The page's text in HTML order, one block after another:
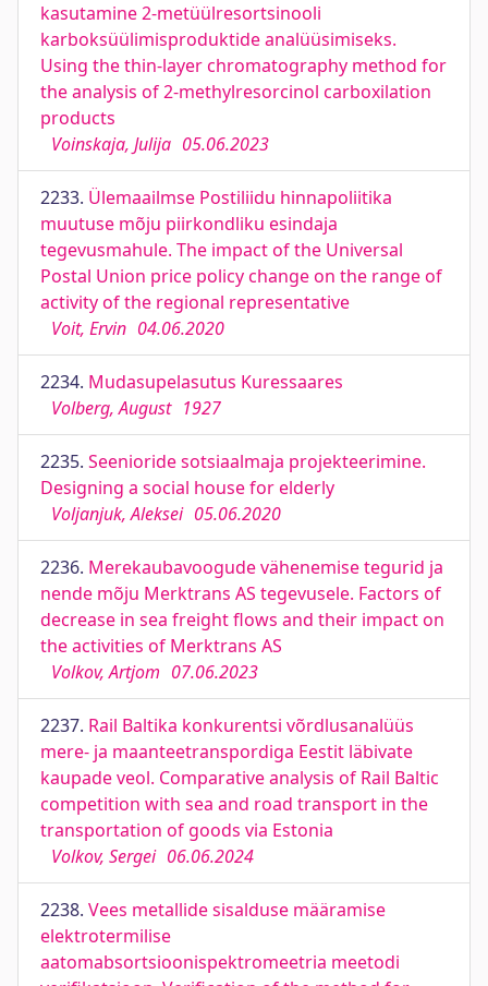
kasutamine 2-metüülresortsinooli
karboksüülimisproduktide analüüsimiseks.
Using the thin-layer chromatography method for
the analysis of 2-methylresorcinol carboxilation
products
Voinskaja, Julija 05.06.2023
2233. Ülemaailmse Postiliidu hinnapoliitika
muutuse mõju piirkondliku esindaja
tegevusmahule. The impact of the Universal
Postal Union price policy change on the range of
activity of the regional representative
Voit, Ervin 04.06.2020
2234. Mudasupelasutus Kuressaares
Volberg, August 1927
2235. Seenioride sotsiaalmaja projekteerimine.
Designing a social house for elderly
Voljanjuk, Aleksei 05.06.2020
2236. Merekaubavoogude vähenemise tegurid ja
nende mõju Merktrans AS tegevusele. Factors of
decrease in sea freight flows and their impact on
the activities of Merktrans AS
Volkov, Artjom 07.06.2023
2237. Rail Baltika konkurentsi võrdlusanalüüs
mere- ja maanteetranspordiga Eestit läbivate
kaupade veol. Comparative analysis of Rail Baltic
competition with sea and road transport in the
transportation of goods via Estonia
Volkov, Sergei 06.06.2024
2238. Vees metallide sisalduse määramise
elektrotermilise
aatomabsortsioonispektromeetria meetodi